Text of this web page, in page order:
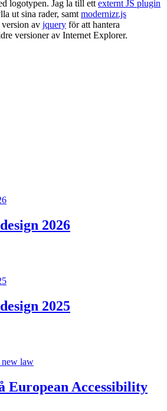
logotypen. Jag la till ett externt JS plugin
ut sina rader, samt modernizr.js
av jquery för att hantera
versioner av Internet Explorer.
2026
2025
European Accessibility